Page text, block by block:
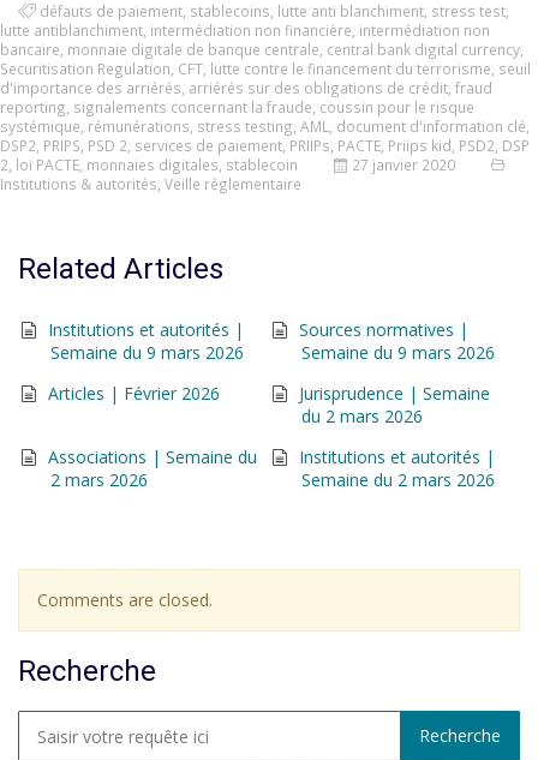
défauts de paiement stablecoins lutte anti blanchiment stress test
lutte antiblanchiment intermédiation non financière intermédiation non
bancaire monnaie digitale de banque centrale central bank digital currency
Securitisation Regulation CFT lutte contre le financement du terrorisme seuil
d'importance des arriérés arriérés sur des obligations de crédit fraud
reporting signalements concernant la fraude coussin pour le risque
systémique rémunérations stress testing AML document d'information clé
DSP2 PRIPS PSD 2 services de paiement PRIIPs PACTE Priips kid PSD2 DSP
2 loi PACTE monnaies digitales stablecoin
27 janvier 2020
Institutions & autorités Veille réglementaire
Related Articles
Institutions et autorités |
Semaine du 9 mars 2026
Sources normatives |
Semaine du 9 mars 2026
Articles | Février 2026
Jurisprudence | Semaine
du 2 mars 2026
Associations | Semaine du
2 mars 2026
Institutions et autorités |
Semaine du 2 mars 2026
Comments are closed.
Recherche